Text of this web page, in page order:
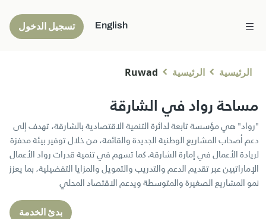
English تسجيل الدخول
الرئيسية الرئيسية Ruwad
مساحة رواد في الشارقة
"رواد" هي مؤسسة تابعة لدائرة التنمية الاقتصادية بالشارقة، تهدف إلى
دعم أصحاب المشاريع الوطنية الجديدة والقائمة، من خلال توفير بيئة محفزة
لريادة الأعمال في إمارة الشارقة. كما تسهم في تنمية قدرات رواد الأعمال
الإماراتيين عبر تقديم الدعم والتدريب والتمويل والمزايا التفضيلية، بما يعزز
نمو المشاريع الصغيرة والمتوسطة ويدعم الاقتصاد المحلي
بدئ الخدمة